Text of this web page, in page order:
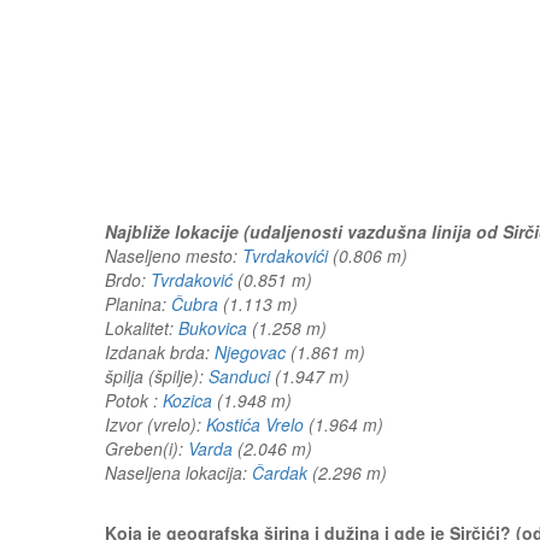
Najbliže lokacije (udaljenosti vazdušna linija od
Naseljeno mesto: Tvrdakovići(0.806 m)
Brdo: Tvrdaković (0.851 m)
Planina: Čubra (1.113 m)
Lokalitet: Bukovica (1.258 m)
Izdanak brda: Njegovac (1.861 m)
špilja (špilje): Sanduci(1.947 m)
Potok : Kozica (1.948 m)
Izvor (vrelo): Kostića Vrelo (1.964 m)
Greben(i): Varda (2.046 m)
Naseljena lokacija: Čardak (2.296 m)
Koja je geografska širina i dužina i gde je Sirčići?